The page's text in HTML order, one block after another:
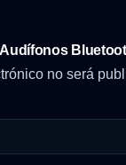
no será